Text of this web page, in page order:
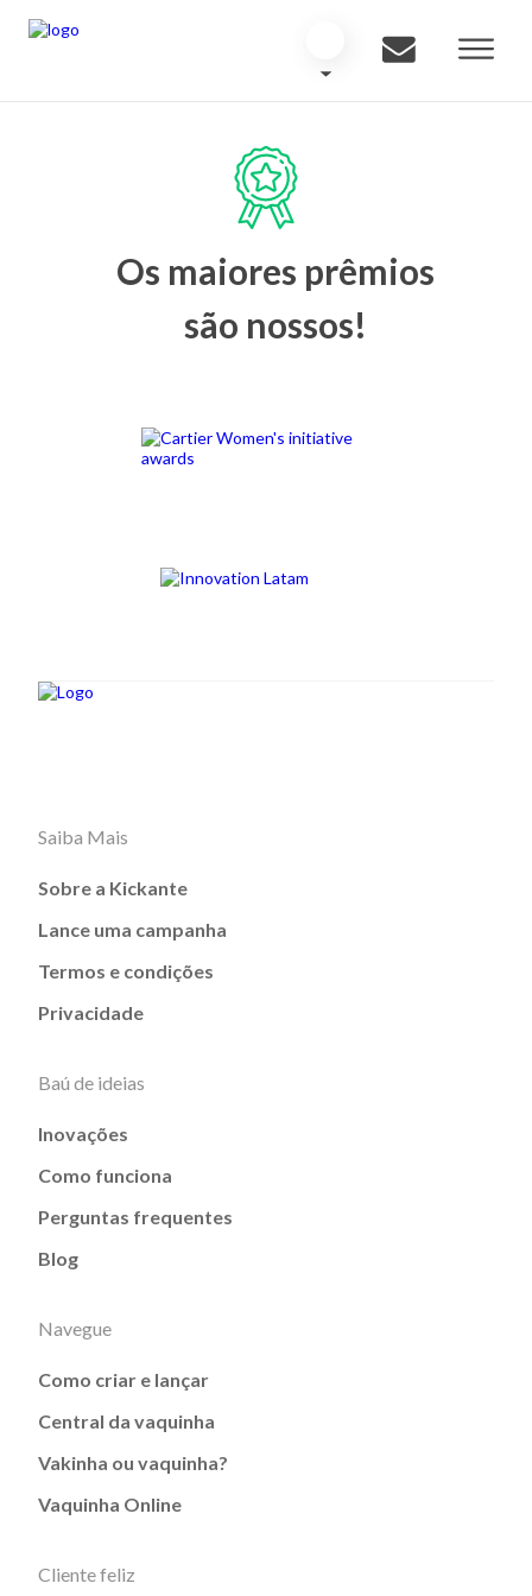
Os maiores prêmios
são nossos!
Saiba Mais
Sobre a Kickante
Lance uma campanha
Termos e condições
Privacidade
Baú de ideias
Inovações
Como funciona
Perguntas frequentes
Blog
Navegue
Como criar e lançar
Central da vaquinha
Vakinha ou vaquinha?
Vaquinha Online
Cliente feliz